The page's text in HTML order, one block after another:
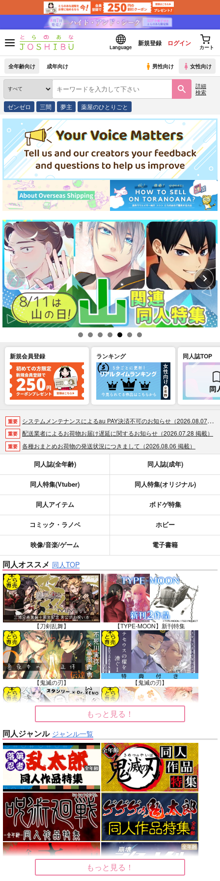
Language
新規登録 ログイン
カート
全年齢向け 成年向け 男性向け 女性向け
詳細
検索
ゼンゼロ 三間 夢主 薬屋のひとりごと
新規会員登録 ランキング 同人誌TOP
重要 システムメンテナンスによるau PAY決済不可のお知らせ（2026.08.07 掲載）
重要 配送業者によるお荷物お届け遅延に関するお知らせ（2026.07.28 掲載）
重要 各種おまとめお荷物の発送状況につきまして（2026.08.06 掲載）
おまとめサイクル「定期便(月2)」一般会員様の利用再開のお知らせ（2026.02.05 掲載）
重要 「とらのあな×駿河屋日本橋乙女同人誌館」通販店頭受取サービス開始のお知らせ（2026.01.05 更新｜2025.12.30 掲載）
【2025/12/1より】「通販ポイント⇒とらコイン変換キャンペーン」終了のお知らせ（2025.11.21 掲載）
個人情報保護方針の改定について（2025.09.19 更新｜2025.08.01 掲載）
重要 ポイント付与・管理体制改定のお知らせ（2024.11.20 掲載）
全てのお知らせを見る
同人誌(全年齢) 同人誌(成年)
同人特集(Vtuber) 同人特集(オリジナル)
同人アイテム ボドゲ特集
コミック・ラノベ ホビー
映像/音楽/ゲーム 電子書籍
同人オススメ 同人TOP
【刀剣乱舞】 【TYPE-MOON】新刊特集
【鬼滅の刃】 【鬼滅の刃】
【Dr.STONE】 【呪術廻戦】
【オリジナル】 【東京卍リベンジャーズ】
【刀剣乱舞】 【僕のヒーローアカデミア】
もっと見る！
同人ジャンル ジャンル一覧
もっと見る！